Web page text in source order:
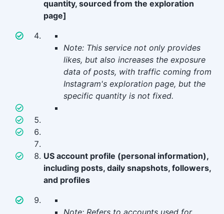
quantity, sourced from the exploration
page]
Note: This service not only provides
likes, but also increases the exposure
data of posts, with traffic coming from
Instagram's exploration page, but the
specific quantity is not fixed.
US account profile (personal information),
including posts, daily snapshots, followers,
and profiles